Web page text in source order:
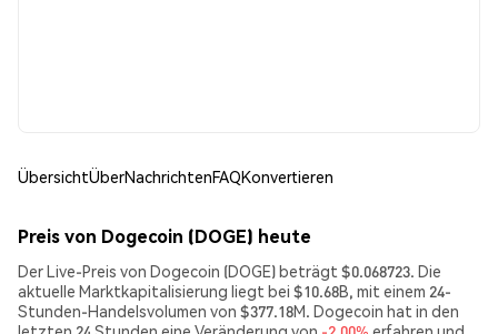
ÜbersichtÜberNachrichtenFAQKonvertieren
Preis von Dogecoin (DOGE) heute
Der Live-Preis von Dogecoin (DOGE) beträgt $0.068723. Die
aktuelle Marktkapitalisierung liegt bei $10.68B, mit einem 24-
Stunden-Handelsvolumen von $377.18M. Dogecoin hat in den